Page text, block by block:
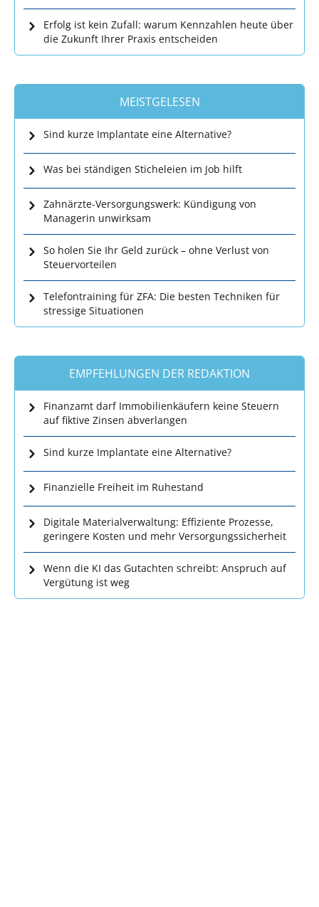
Erfolg ist kein Zufall: warum Kennzahlen heute über
die Zukunft Ihrer Praxis entscheiden
MEISTGELESEN
Sind kurze Implantate eine Alternative?
Was bei ständigen Sticheleien im Job hilft
Zahnärzte-Versorgungswerk: Kündigung von
Managerin unwirksam
So holen Sie Ihr Geld zurück – ohne Verlust von
Steuervorteilen
Telefontraining für ZFA: Die besten Techniken für
stressige Situationen
EMPFEHLUNGEN DER REDAKTION
Finanzamt darf Immobilienkäufern keine Steuern
auf fiktive Zinsen abverlangen
Sind kurze Implantate eine Alternative?
Finanzielle Freiheit im Ruhestand
Digitale Materialverwaltung: Effiziente Prozesse,
geringere Kosten und mehr Versorgungssicherheit
Wenn die KI das Gutachten schreibt: Anspruch auf
Vergütung ist weg